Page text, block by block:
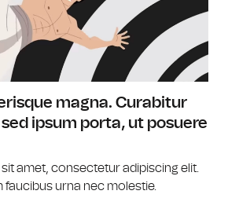
magna. Curabitur
ipsum porta, ut posuere
amet, consectetur adipiscing elit.
urna nec molestie.